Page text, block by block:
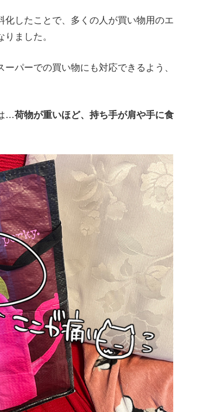
したことで、多くの人が買い物用のエ
ました。
パーでの買い物にも対応できるよう、
…荷物が重いほど、持ち手が肩や手に食